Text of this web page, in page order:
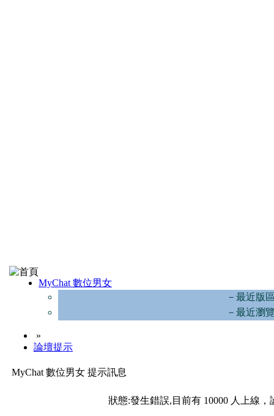
MyChat 數位男女
－最近版
－最近瀏
»
論壇提示
MyChat 數位男女 提示訊息
狀態:發生錯誤,目前有 10000 人上線